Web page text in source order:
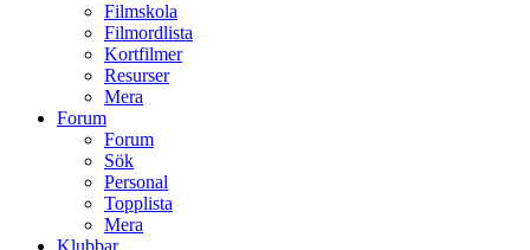
Filmskola
Filmordlista
Kortfilmer
Resurser
Mera
Forum
Forum
Sök
Personal
Topplista
Mera
Klubbar